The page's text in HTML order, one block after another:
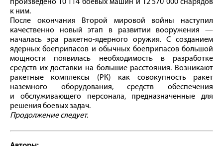
произведено 10 114 боевых машин и 12 570 000 снарядов
к ним.
После окончания Второй мировой войны наступил
качественно новый этап в развитии вооружения —
началась эра ракетно-ядерного оружия. С созданием
ядерных боеприпасов и обычных боеприпасов большой
мощности появилась необходимость в разработке
средств их доставки на большие расстояния. Возникают
ракетные комплексы (РК) как совокупность ракет
наземного оборудования, средств обеспечения
и обслуживающего персонала, предназначенные для
решения боевых задач.
Продолжение следует.